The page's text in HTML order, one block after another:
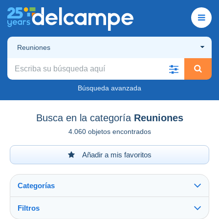
Reuniones
Búsqueda avanzada
Busca en la categoría Reuniones
4.060 objetos encontrados
Añadir a mis favoritos
Categorías
Filtros